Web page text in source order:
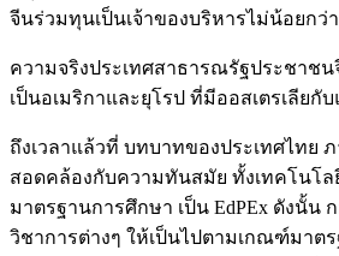
จีนร่วมทุนเป็นเจ้าของบริหารไม่น้อยก
ความจริงประเทศสาธารณรัฐประชาช
เป็นอเมริกาและยุโรป ที่มีออสเตรเลีย
ถึงเวลาแล้วที่ บทบาทของประเทศไทย
สอดคล้องกับความทันสมัย ทั้งเทคโนโล
มาตรฐานการศึกษา เป็น EdPEx ดังนั้น
วิชาการต่างๆ ให้เป็นไปตามเกณฑ์มาต